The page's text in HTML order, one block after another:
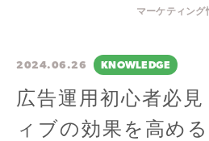
マーケティング
2024.06.26 KNOWLEDGE
広告運用初心者必
ィブの効果を高め